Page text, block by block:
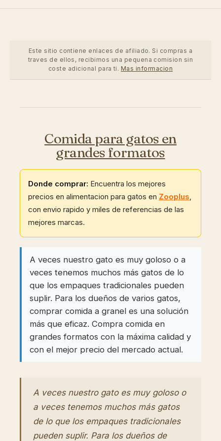
Este sitio contiene enlaces de afiliado. Si compras a
traves de ellos, recibimos una pequena comision sin
coste adicional para ti. Mas informacion
Comida para gatos en
grandes formatos
Donde comprar: Encuentra los mejores
precios en alimentacion para gatos en Zooplus,
con envio rapido y miles de referencias de las
mejores marcas.
A veces nuestro gato es muy goloso o a
veces tenemos muchos más gatos de lo
que los empaques tradicionales pueden
suplir. Para los dueños de varios gatos,
comprar comida a granel es una solución
más que eficaz. Compra comida en
grandes formatos con la máxima calidad y
con el mejor precio del mercado actual.
A veces nuestro gato es muy goloso o
a veces tenemos muchos más gatos
de lo que los empaques tradicionales
pueden suplir. Para los dueños de